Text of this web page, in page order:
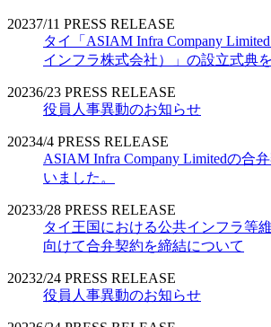
20237/11 PRESS RELEASE
タイ「ASIAM Infra Company
インフラ株式会社）」の設立式典
20236/23 PRESS RELEASE
役員人事異動のお知らせ
20234/4 PRESS RELEASE
ASIAM Infra Company Limitedの合
いました。
20233/28 PRESS RELEASE
タイ王国における公共インフラ等
向けて合弁契約を締結について
20232/24 PRESS RELEASE
役員人事異動のお知らせ